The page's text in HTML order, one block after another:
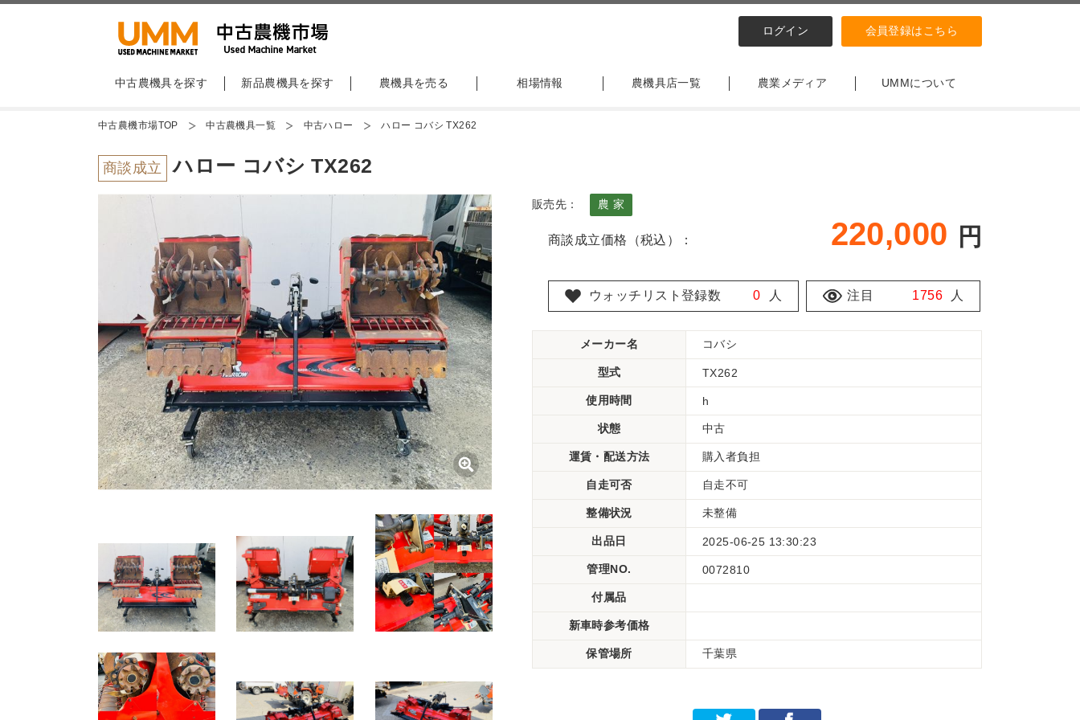
ログイン 会員登録はこちら
中古農機具を探す 新品農機具を探す 農機具を売る 相場情報 農機具店一覧 農業メディア UMMについて
中古農機市場TOP 中古農機具一覧 中古ハロー ハロー コバシ TX262
商談成立 ハロー コバシ TX262
販売先： 農 家
商談成立価格（税込）： 220,000 円
ウォッチリスト登録数 0 人 注目 1756 人
メーカー名 コバシ
型式 TX262
使用時間 h
状態 中古
運賃・配送方法 購入者負担
自走可否 自走不可
整備状況 未整備
出品日 2025-06-25 13:30:23
管理NO. 0072810
付属品
新車時参考価格
保管場所 千葉県